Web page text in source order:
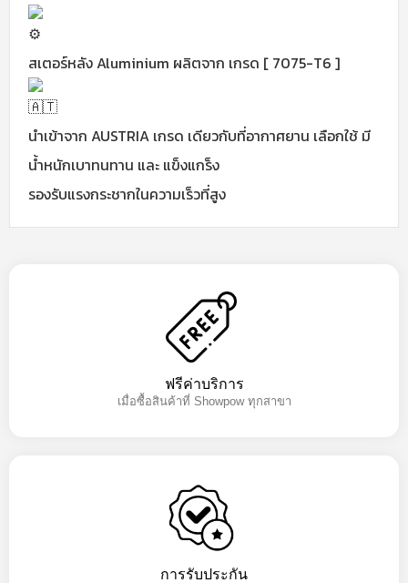
สเตอร์หลัง Aluminium ผลิตจาก เกรด [ 7075-T6 ]
นำเข้าจาก AUSTRIA เกรด เดียวกับที่อากาศยาน เลือกใช้ มี
น้ำหนักเบาทนทาน และ แข็งแกร็ง
รองรับแรงกระชากในความเร็วที่สูง
ฟรีค่าบริการ
เมื่อซื้อสินค้าที่ Showpow ทุกสาขา
การรับประกัน